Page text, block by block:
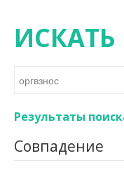
Исторические науки
Философские науки
Филологические науки
Географические науки
ИСКАТЬ
Результаты
Совпадение